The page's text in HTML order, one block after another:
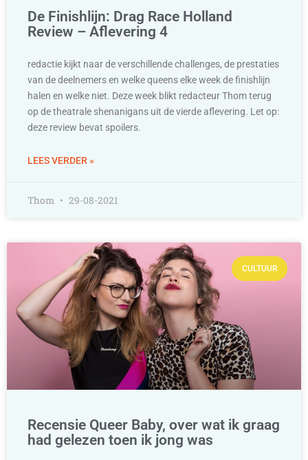
De Finishlijn: Drag Race Holland
Review – Aflevering 4
redactie kijkt naar de verschillende challenges, de prestaties
van de deelnemers en welke queens elke week de finishlijn
halen en welke niet. Deze week blikt redacteur Thom terug
op de theatrale shenanigans uit de vierde aflevering. Let op:
deze review bevat spoilers.
LEES VERDER »
Thom 29-08-2021
CULTUUR
Recensie Queer Baby, over wat ik graag
had gelezen toen ik jong was